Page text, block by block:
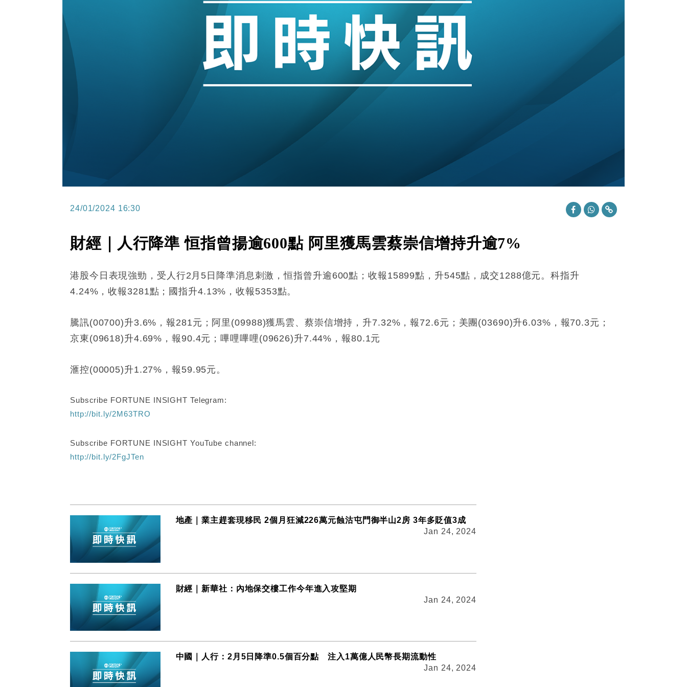
財經｜恒隆10月換帥 玩具「反」斗城亞洲CEO蔡德粦接任
財經｜韓股反覆波動收跌 連挫7周創逾3年最長跌勢
13:44 財經｜內地7月美元計價出口增近24%勝預期 貿易順差達1125億美元
12:44 財經｜日本春季三度入市撐日圓 4月單日斥6.28萬億日圓干預創新高
11:12 國際｜特朗普料美伊戰事快結束 承認部分彈藥庫存緊張
財經｜SA售股自救後再出手 斥4億美元押注未上市公司
24/01/2024 16:30
財經｜人行降準 恒指曾揚逾600點 阿里獲馬雲蔡崇信增持升逾7%
港股今日表現強勁，受人行2月5日降準消息刺激，恒指曾升逾600點；收報15899點，升545點，成交1288億元。科指升
4.24%，收報3281點；國指升4.13%，收報5353點。
騰訊(00700)升3.6%，報281元；阿里(09988)獲馬雲、蔡崇信增持，升7.32%，報72.6元；美團(03690)升6.03%，報70.3元；
京東(09618)升4.69%，報90.4元；嗶哩嗶哩(09626)升7.44%，報80.1元
滙控(00005)升1.27%，報59.95元。
Subscribe FORTUNE INSIGHT Telegram:
http://bit.ly/2M63TRO
Subscribe FORTUNE INSIGHT YouTube channel:
http://bit.ly/2FgJTen
地產｜業主趕套現移民 2個月狂減226萬元蝕沽屯門御半山2房 3年多貶值3成
Jan 24, 2024
財經｜新華社：內地保交樓工作今年進入攻堅期
Jan 24, 2024
中國｜人行：2月5日降準0.5個百分點 注入1萬億人民幣長期流動性
Jan 24, 2024